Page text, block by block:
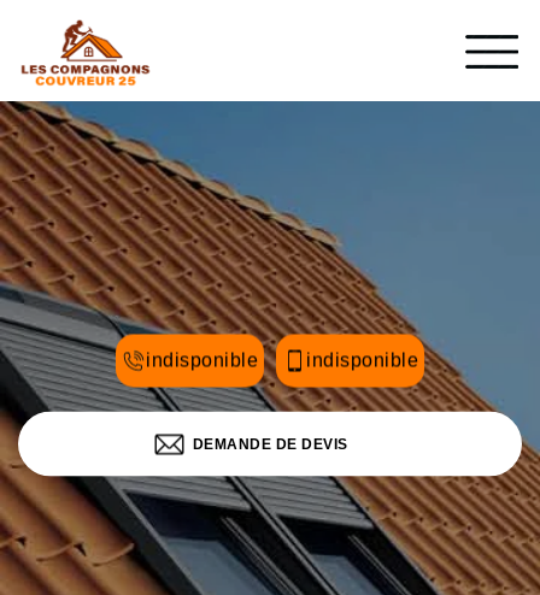
indisponible indisponible
DEMANDE DE DEVIS